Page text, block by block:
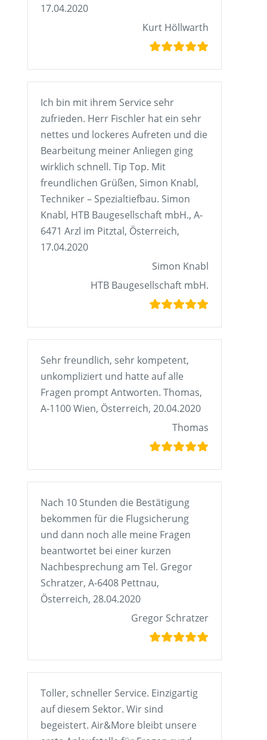
17.04.2020
Kurt Höllwarth
Ich bin mit ihrem Service sehr
zufrieden. Herr Fischler hat ein sehr
nettes und lockeres Aufreten und die
Bearbeitung meiner Anliegen ging
wirklich schnell. Tip Top. Mit
freundlichen Grüßen, Simon Knabl,
Techniker – Spezialtiefbau. Simon
Knabl, HTB Baugesellschaft mbH., A-
6471 Arzl im Pitztal, Österreich,
17.04.2020
Simon Knabl
HTB Baugesellschaft mbH.
Sehr freundlich, sehr kompetent,
unkompliziert und hatte auf alle
Fragen prompt Antworten. Thomas,
A-1100 Wien, Österreich, 20.04.2020
Thomas
Nach 10 Stunden die Bestätigung
bekommen für die Flugsicherung
und dann noch alle meine Fragen
beantwortet bei einer kurzen
Nachbesprechung am Tel. Gregor
Schratzer, A-6408 Pettnau,
Österreich, 28.04.2020
Gregor Schratzer
Toller, schneller Service. Einzigartig
auf diesem Sektor. Wir sind
begeistert. Air&More bleibt unsere